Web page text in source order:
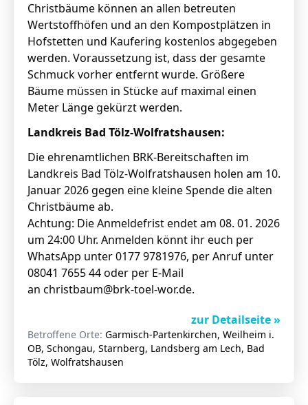
Christbäume können an allen betreuten
Wertstoffhöfen und an den Kompostplätzen in
Hofstetten und Kaufering kostenlos abgegeben
werden. Voraussetzung ist, dass der gesamte
Schmuck vorher entfernt wurde. Größere
Bäume müssen in Stücke auf maximal einen
Meter Länge gekürzt werden.
Landkreis Bad Tölz-Wolfratshausen:
Die ehrenamtlichen BRK-Bereitschaften im
Landkreis Bad Tölz-Wolfratshausen holen am 10.
Januar 2026 gegen eine kleine Spende die alten
Christbäume ab.
Achtung: Die Anmeldefrist endet am 08. 01. 2026
um 24:00 Uhr. Anmelden könnt ihr euch per
WhatsApp unter 0177 9781976, per Anruf unter
08041 7655 44 oder per E-Mail
an christbaum@brk-toel-wor.de.
zur Detailseite »
Betroffene Orte: Garmisch-Partenkirchen, Weilheim i.
OB, Schongau, Starnberg, Landsberg am Lech, Bad
Tölz, Wolfratshausen